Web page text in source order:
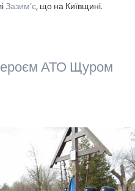
Зазим’є, що на Київщині.
АТО Щуром